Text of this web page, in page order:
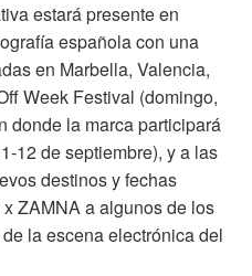
estará presente en
española con una
en Marbella, Valencia,
Week Festival (domingo,
la marca participará
12 de septiembre), y a las
destinos y fechas
ZAMNA a algunos de los
la escena electrónica del